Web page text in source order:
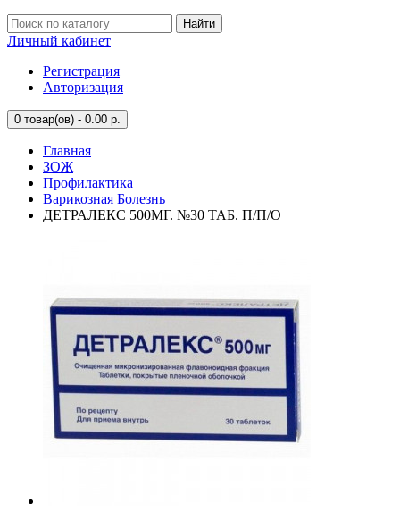
Найти
Личный кабинет
Регистрация
Авторизация
0 товар(ов) - 0.00 р.
Главная
ЗОЖ
Профилактика
Варикозная Болезнь
ДЕТРАЛЕКС 500МГ. №30 ТАБ. П/П/О